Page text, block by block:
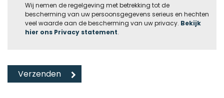
Wij nemen de regelgeving met betrekking tot de
bescherming van uw persoonsgegevens serieus en hechten
veel waarde aan de bescherming van uw privacy. Bekijk
hier ons Privacy statement.